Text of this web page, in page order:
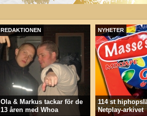
REDAKTIONEN
Ola & Markus tackar för de
13 åren med Whoa
NYHETER
114 st
Netplay-arkivet